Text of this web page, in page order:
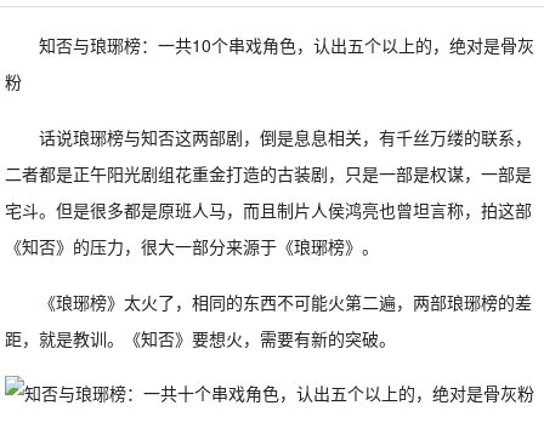
知否与琅琊榜：一共10个串戏角色，认出五个以上的，绝对是骨灰
粉
话说琅琊榜与知否这两部剧，倒是息息相关，有千丝万缕的联系，
二者都是正午阳光剧组花重金打造的古装剧，只是一部是权谋，一部是
宅斗。但是很多都是原班人马，而且制片人侯鸿亮也曾坦言称，拍这部
《知否》的压力，很大一部分来源于《琅琊榜》。
《琅琊榜》太火了，相同的东西不可能火第二遍，两部琅琊榜的差
距，就是教训。《知否》要想火，需要有新的突破。